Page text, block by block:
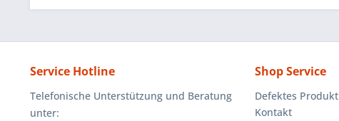
Service Hotline
Telefonische Unterstützung und Beratung
unter:
Shop Service
Defektes Produkt
Kontakt